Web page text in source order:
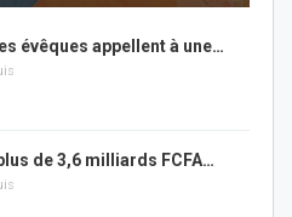
évêques appellent à une…
de 3,6 milliards FCFA…